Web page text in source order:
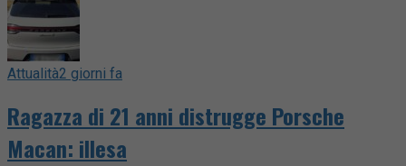
Attualità2 giorni fa
Ragazza di 21 anni distrugge Porsche
Macan: illesa